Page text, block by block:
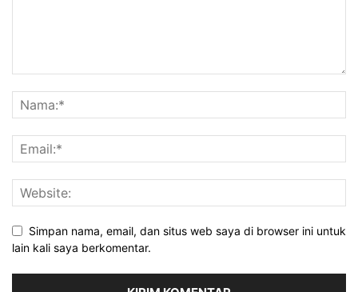
Simpan nama, email, dan situs web saya di browser ini untuk
lain kali saya berkomentar.